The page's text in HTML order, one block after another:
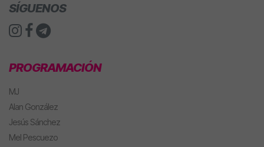
SÍGUENOS
PROGRAMACIÓN
MJ
Alan González
Jesús Sánchez
Mel Pescuezo